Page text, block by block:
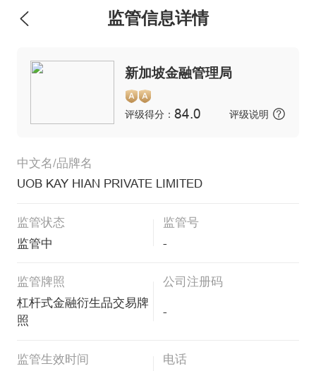
监管信息详情
新加坡金融管理局
评级得分： 84.0 评级说明
中文名/品牌名
UOB KAY HIAN PRIVATE LIMITED
监管状态
监管中
监管号
-
监管牌照
杠杆式金融衍生品交易牌
照
公司注册码
-
监管生效时间
电话